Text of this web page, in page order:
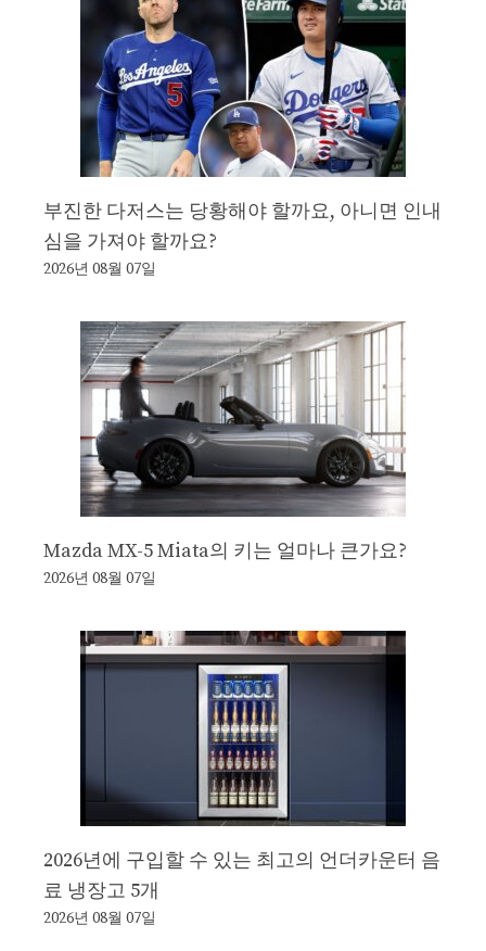
부진한 다저스는 당황해야 할까요, 아니면 인내
심을 가져야 할까요?
2026년 08월 07일
Mazda MX-5 Miata의 키는 얼마나 큰가요?
2026년 08월 07일
2026년에 구입할 수 있는 최고의 언더카운터 음
료 냉장고 5개
2026년 08월 07일